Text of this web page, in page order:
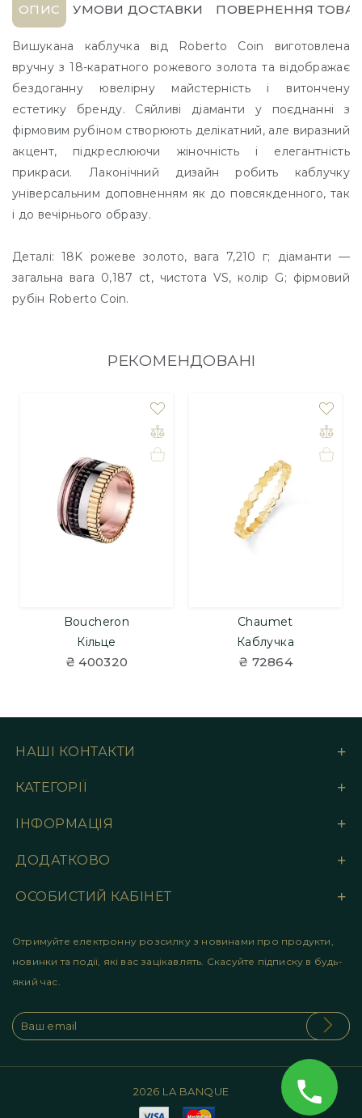
ОПИС УМОВИ ДОСТАВКИ ПОВЕРНЕННЯ
Вишукана каблучка від Roberto Coin виготовлена
вручну з 18-каратного рожевого золота та відображає
бездоганну ювелірну майстерність і витончену
естетику бренду. Сяйливі діаманти у поєднанні з
фірмовим рубіном створюють делікатний, але виразний
акцент, підкреслюючи жіночність і елегантність
прикраси. Лаконічний дизайн робить каблучку
універсальним доповненням як до повсякденного, так
і до вечірнього образу.
Деталі: 18K рожеве золото, вага 7,210 г; діаманти —
загальна вага 0,187 ct, чистота VS, колір G; фірмовий
рубін Roberto Coin.
РЕКОМЕНДОВАНІ
Boucheron
Кільце
₴ 400320
Chaumet
Каблучка
₴ 72864
НАШІ КОНТАКТИ
КАТЕГОРІЇ
ІНФОРМАЦІЯ
ДОДАТКОВО
ОСОБИСТИЙ КАБІНЕТ
Отримуйте електронну розсилку з новинами про продукти,
новинки та події, які вас зацікавлять. Скасуйте підписку в будь-
який час.
2026 LA BANQUE